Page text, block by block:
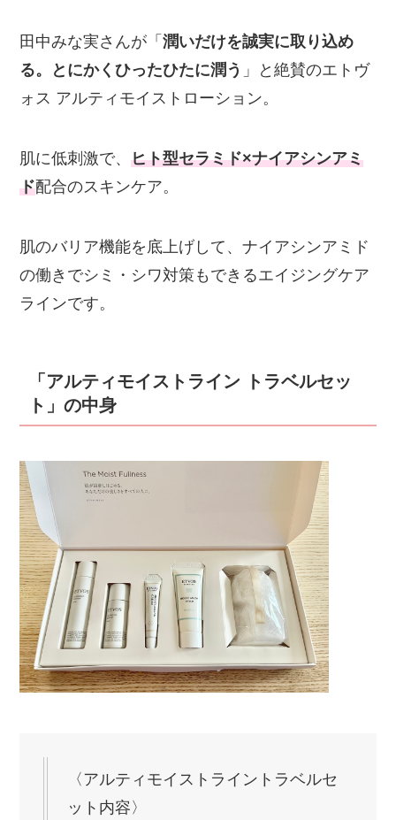
田中みな実さんが「潤いだけを誠実に取り込め
る。とにかくひったひたに潤う 」と絶賛のエトヴ
ォス アルティモイストローション。
肌に低刺激で、ヒト型セラミド×ナイアシンアミ
ド配合のスキンケア。
肌のバリア機能を底上げして、ナイアシンアミド
の働きでシミ・シワ対策もできるエイジングケア
ラインです。
「アルティモイストライン トラベルセッ
ト」の中身
〈アルティモイストライントラベルセ
ット内容〉